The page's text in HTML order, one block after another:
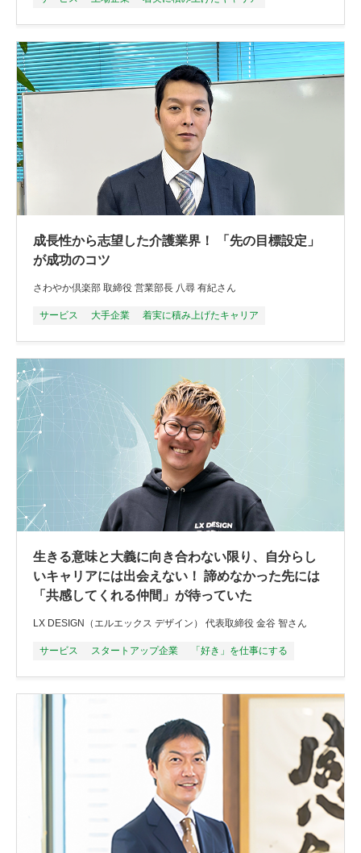
成長性から志望した介護業界！ 「先の目標設定」
が成功のコツ
さわやか倶楽部 取締役 営業部長 八尋 有紀さん
サービス 大手企業 着実に積み上げたキャリア
生きる意味と大義に向き合わない限り、自分らし
いキャリアには出会えない！ 諦めなかった先には
「共感してくれる仲間」が待っていた
LX DESIGN（エルエックス デザイン） 代表取締役 金谷 智さん
サービス スタートアップ企業 「好き」を仕事にする